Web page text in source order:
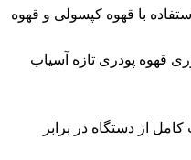
با قهوه کپسولی و قهوه
قهوه پودری تازه آسیاب
از دستگاه در برابر